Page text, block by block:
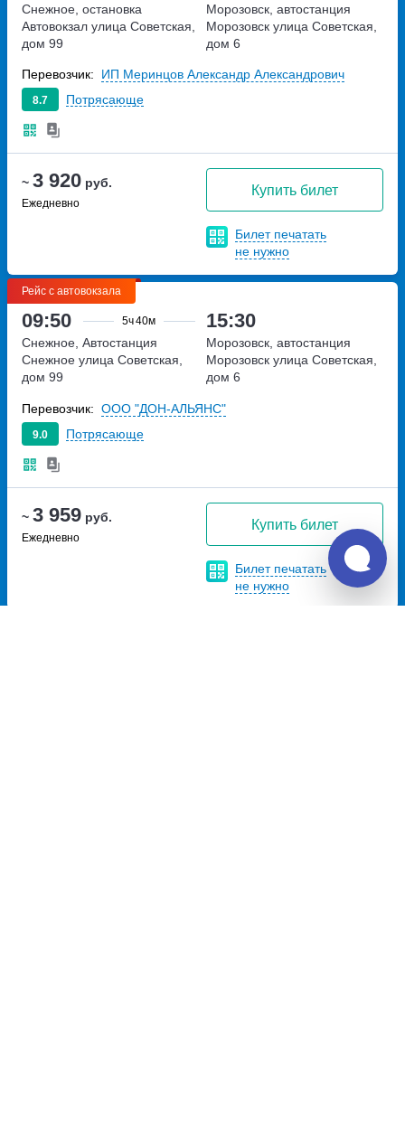
~ 3 920 руб.
Ежедневно
Купить билет
Билет печатать
не нужно
Снежное, остановка
Автовокзал улица Советская,
дом 99
Морозовск, автостанция
Морозовск улица Советская,
дом 6
8.7 Потрясающе
Перевозчик: ИП Меринцов Александр Александрович
Рейс с автовокзала
09:50 5ч40м 15:30
~ 3 959 руб.
Ежедневно
Купить билет
Билет печатать
не нужно
Снежное, Автостанция
Снежное улица Советская,
дом 99
Морозовск, автостанция
Морозовск улица Советская,
дом 6
9.0 Потрясающе
Перевозчик: ООО "ДОН-АЛЬЯНС"